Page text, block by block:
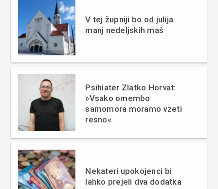
V tej župniji bo od julija
manj nedeljskih maš
Psihiater Zlatko Horvat:
»Vsako omembo
samomora moramo vzeti
resno«
Nekateri upokojenci bi
lahko prejeli dva dodatka